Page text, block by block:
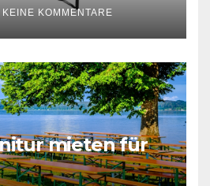
KEINE KOMMENTARE
mieten für